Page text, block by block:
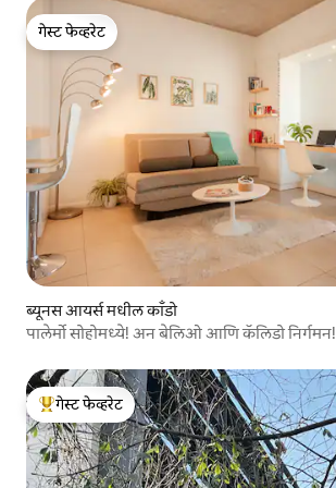
गेस्ट फेव्हरेट
गेस्ट फेव्हरेट
ब्यूनस आयर्स मधील काँडो
पालेर्मो सोहोमध्ये! अन बेलिओ आणि कॅलिडो निर्गमन!
टॉप गेस्ट फेव्हरेट
गेस्ट फेव्हरेट